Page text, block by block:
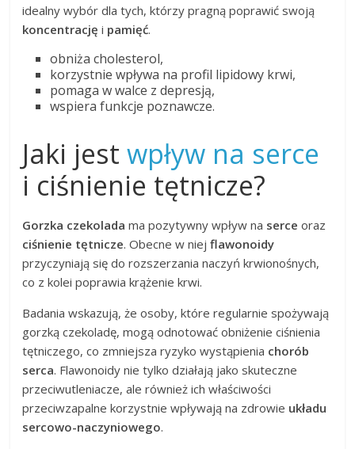
idealny wybór dla tych, którzy pragną poprawić swoją
koncentrację i pamięć.
obniża cholesterol,
korzystnie wpływa na profil lipidowy krwi,
pomaga w walce z depresją,
wspiera funkcje poznawcze.
Jaki jestwpływ na serce
i ciśnienie tętnicze?
Gorzka czekolada ma pozytywny wpływ na serce oraz
ciśnienie tętnicze. Obecne w niejflawonoidy
przyczyniają się do rozszerzania naczyń krwionośnych,
co z kolei poprawia krążenie krwi.
Badania wskazują, że osoby, które regularnie spożywają
gorzką czekoladę, mogą odnotować obniżenie ciśnienia
tętniczego, co zmniejsza ryzyko wystąpienia chorób
serca. Flawonoidy nie tylko działają jako skuteczne
przeciwutleniacze, ale również ich właściwości
przeciwzapalne korzystnie wpływają na zdrowie układu
sercowo-naczyniowego.